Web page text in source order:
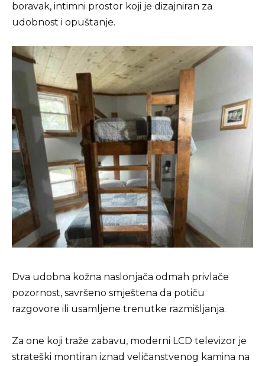
boravak, intimni prostor koji je dizajniran za
udobnost i opuštanje.
Dva udobna kožna naslonjača odmah privlače
pozornost, savršeno smještena da potiču
razgovore ili usamljene trenutke razmišljanja.
Za one koji traže zabavu, moderni LCD televizor je
strateški montiran iznad veličanstvenog kamina na